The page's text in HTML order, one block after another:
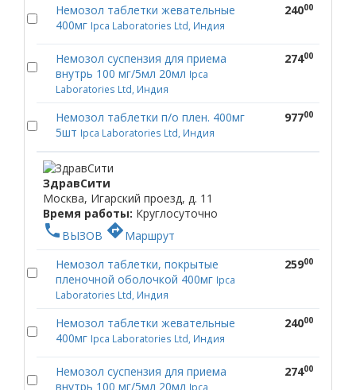
Немозол таблетки жевательные
400мг Ipca Laboratories Ltd, Индия
24000
Немозол суспензия для приема
внутрь 100 мг/5мл 20мл Ipca
Laboratories Ltd, Индия
27400
Немозол таблетки п/о плен. 400мг
5шт Ipca Laboratories Ltd, Индия
97700
ЗдравСити
Москва, Игарский проезд, д. 11
Время работы: Круглосуточно
phone ВЫЗОВ directionsМаршрут
Немозол таблетки, покрытые
пленочной оболочкой 400мг Ipca
Laboratories Ltd, Индия
25900
Немозол таблетки жевательные
400мг Ipca Laboratories Ltd, Индия
24000
Немозол суспензия для приема
внутрь 100 мг/5мл 20мл Ipca
27400